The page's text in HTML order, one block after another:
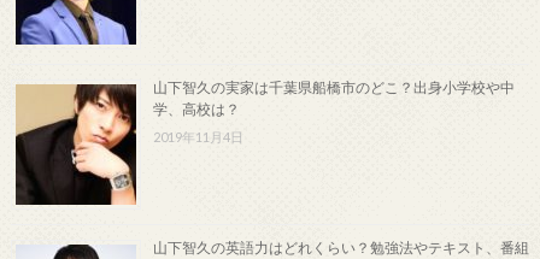
山下智久の実家は千葉県船橋市のどこ？出身小学校や中
学、高校は？
2019年11月4日
山下智久の英語力はどれくらい？勉強法やテキスト、番組